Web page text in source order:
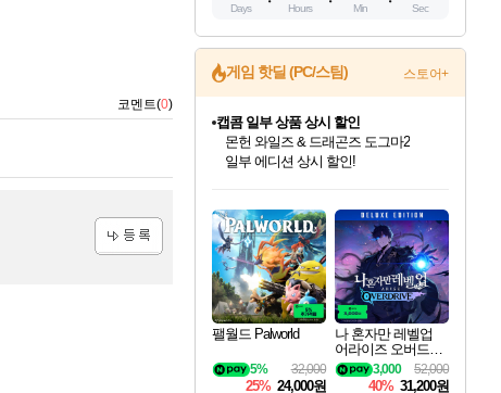
코멘트(0)
Days Hours Min Sec
게임 핫딜 (PC/스팀) 스토어+
최대 90% 할인가를 만나보세요!
네이버혜택과 함께 만나보세요!
50%할인&추가 적립까지!
이니&베니 혜택까지!
네이버 혜택가와 함께 예약하세요!
할인&네이버혜택으로 만나보세요!
네이버페이 혜택과 만나보세요!
40주년 프로모션으로 만나보세요!
네이버 포인트 혜택까지!
할인가에 만나보세요!
캡콤 일부 상품 상시 할인
스타워즈 은하계 레이서
인벤게임즈에서 10% 추가 적립
혜택으로 예약 판매 중
편안하게 충전하세요
팰월드 Palworld
32,000
5%
25% 24,000원
나 혼자만 레벨업
어라이즈 오버드라
이브 디럭스 에디션
Solo Leveling Arise
52,000
3,000
40% 31,200원